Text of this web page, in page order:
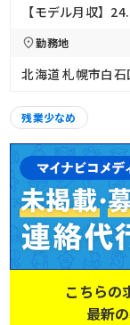
【モデル月収】
勤務地
北海道 札幌市白
残業少なめ
こちらの
最新